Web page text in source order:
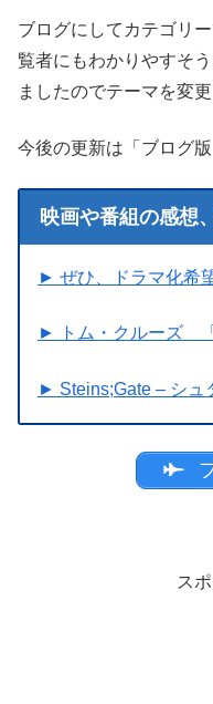
ブログにしてカテゴリ
覧者にもわかりやすそ
ましたのでテーマを変
今後の更新は「ブログ
映画や番組の感想
► ぜひ、ドラマ化希
► トム・クルーズ 「
► Steins;Gate – シュ
ス